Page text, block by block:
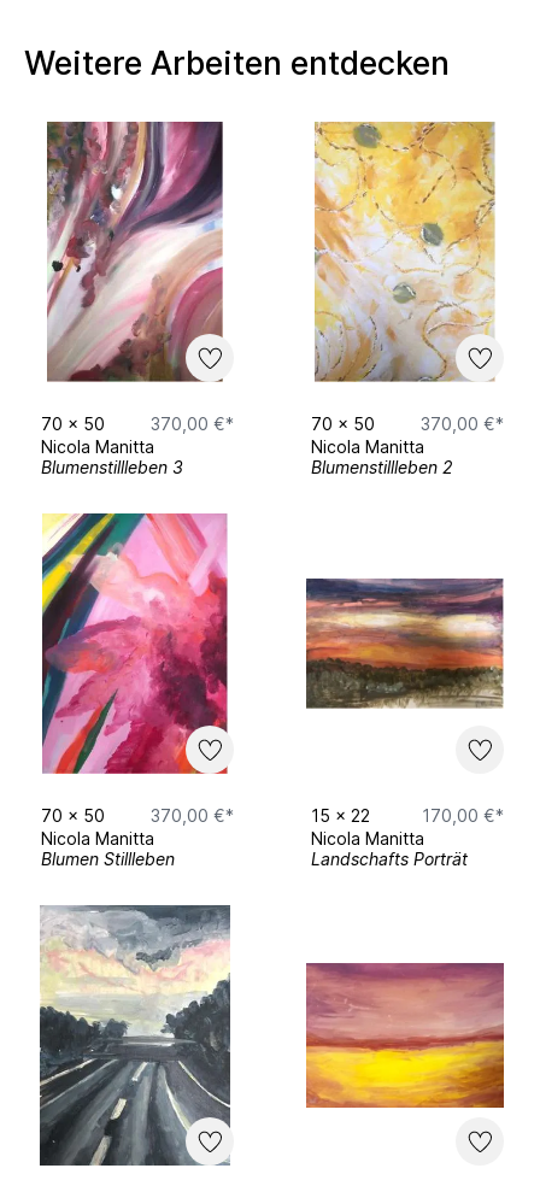
Weitere Arbeiten entdecken
70 x 50
370,00 €*
Nicola Manitta
Blumenstillleben 3
70 x 50
370,00 €*
Nicola Manitta
Blumenstillleben 2
70 x 50
370,00 €*
Nicola Manitta
Blumen Stillleben
15 x 22
170,00 €*
Nicola Manitta
Landschafts Porträt